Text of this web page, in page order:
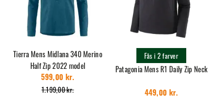
Tierra Mens Midlana 340 Merino
Half Zip 2022 model
1.199,00 kr.
599,00 kr.
Patagonia Mens R1 Daily Zip Neck
449,00 kr.
Fås i 2 farver